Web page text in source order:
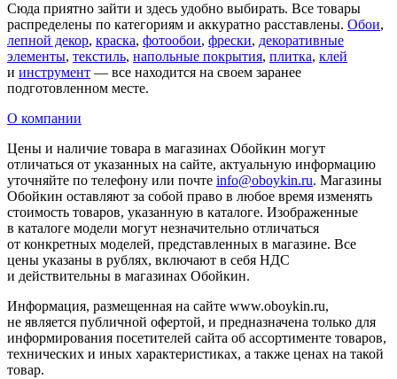
Сюда приятно зайти и здесь удобно выбирать. Все товары
распределены по категориям и аккуратно расставлены. Обои,
лепной декор, краска, фотообои, фрески, декоративные
элементы, текстиль, напольные покрытия, плитка, клей
и инструмент — все находится на своем заранее
подготовленном месте.
О компании
Цены и наличие товара в магазинах Обойкин могут
отличаться от указанных на сайте, актуальную информацию
уточняйте по телефону или почте info@oboykin.ru. Магазины
Обойкин оставляют за собой право в любое время изменять
стоимость товаров, указанную в каталоге. Изображенные
в каталоге модели могут незначительно отличаться
от конкретных моделей, представленных в магазине. Все
цены указаны в рублях, включают в себя НДС
и действительны в магазинах Обойкин.
Информация, размещенная на сайте www.oboykin.ru,
не является публичной офертой, и предназначена только для
информирования посетителей сайта об ассортименте товаров,
технических и иных характеристиках, а также ценах на такой
товар.